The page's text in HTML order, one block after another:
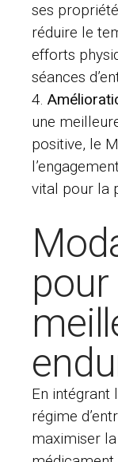
ses
réduire le
efforts
séances
une
positive, le
vital pour la
pour
En intégrant
régime
maximiser